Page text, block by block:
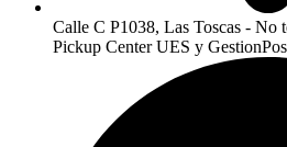
Calle C P1038, Las Toscas - No
Pickup Center UES y